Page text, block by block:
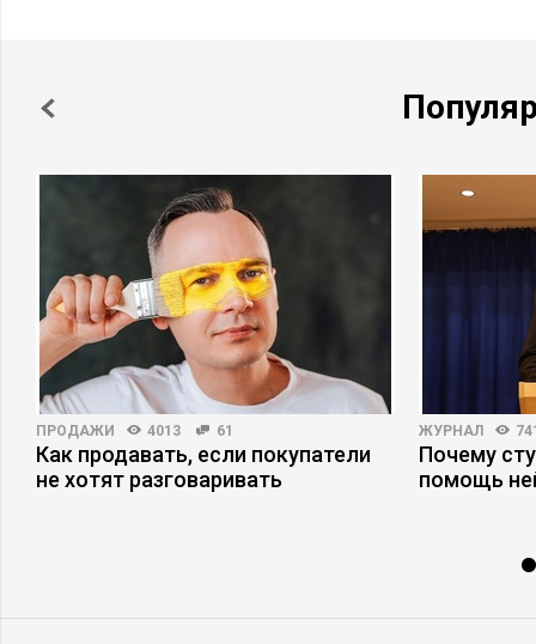
ПРОДАЖИ 4013 61
Как продавать, если покупатели
не хотят разговаривать
ЖУРНАЛ
Почему
помощь